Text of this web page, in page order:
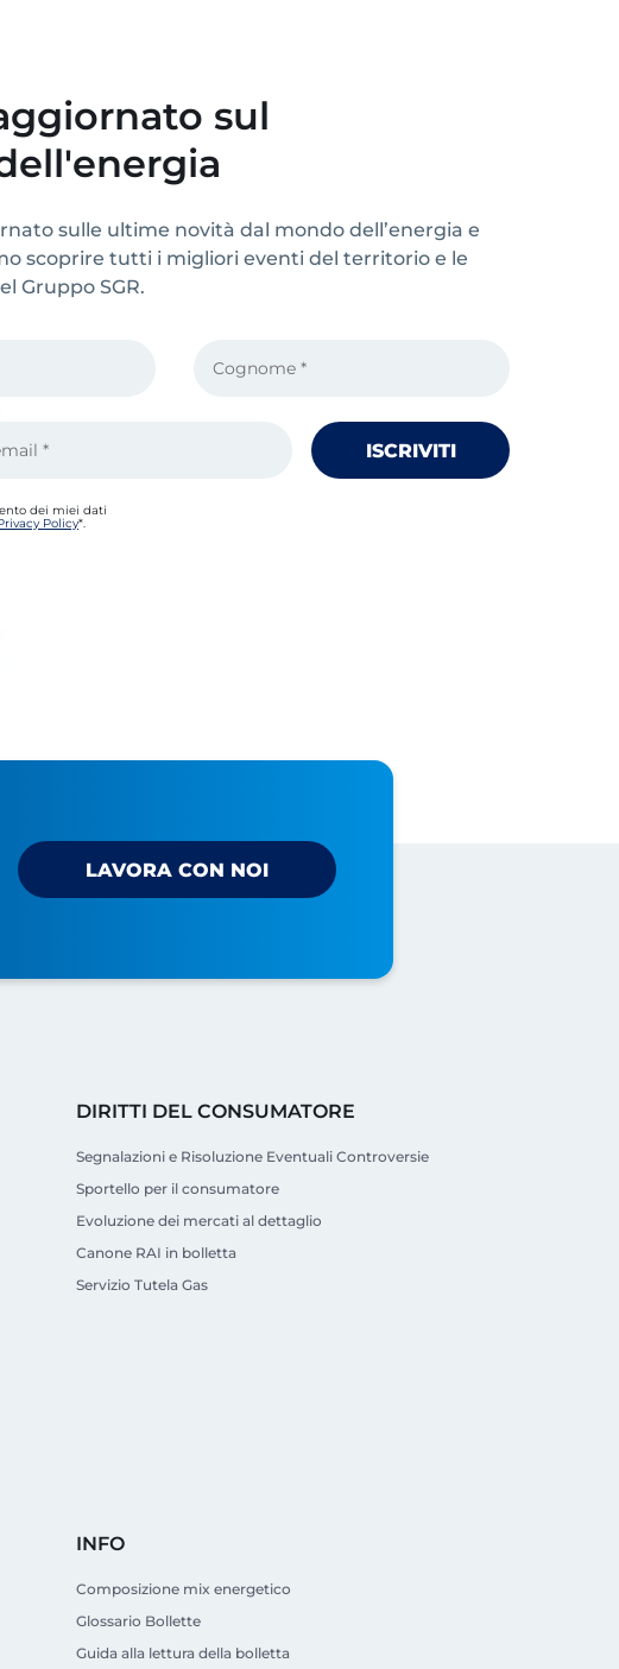
sul
sulle ultime novità dal mondo dell’energia e
scoprire tutti i migliori eventi del territorio e le
Gruppo SGR.
dei miei dati
Policy*.
LAVORA CON NOI
DIRITTI DEL CONSUMATORE
Segnalazioni e Risoluzione Eventuali Controversie
Sportello per il consumatore
Evoluzione dei mercati al dettaglio
Canone RAI in bolletta
Servizio Tutela Gas
INFO
Composizione mix energetico
Glossario Bollette
Guida alla lettura della bolletta